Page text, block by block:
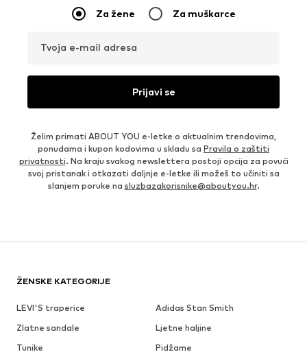
Za žene Za muškarce
Tvoja e-mail adresa
Prijavi se
Želim primati ABOUT YOU e-letke o aktualnim trendovima,
ponudama i kupon kodovima u skladu sa Pravila o zaštiti
privatnosti. Na kraju svakog newslettera postoji opcija za povući
svoj pristanak i otkazati daljnje e-letke ili možeš to učiniti sa
slanjem poruke na sluzbazakorisnike@aboutyou.hr.
ŽENSKE KATEGORIJE
LEVI'S traperice
Adidas Stan Smith
Zlatne sandale
Ljetne haljine
Tunike
Pidžame